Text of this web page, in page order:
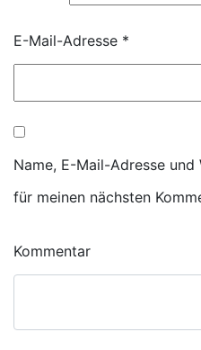
E-Mail-Adresse *
Name, E-Mail-Adresse
für meinen nächsten
Kommentar